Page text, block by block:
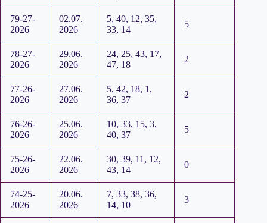
79-27-
2026
02.07.
2026
5, 40, 12, 35,
33, 14
5
78-27-
2026
29.06.
2026
24, 25, 43, 17,
47, 18
2
77-26-
2026
27.06.
2026
5, 42, 18, 1,
36, 37
2
76-26-
2026
25.06.
2026
10, 33, 15, 3,
40, 37
5
75-26-
2026
22.06.
2026
30, 39, 11, 12,
43, 14
0
74-25-
2026
20.06.
2026
7, 33, 38, 36,
14, 10
3